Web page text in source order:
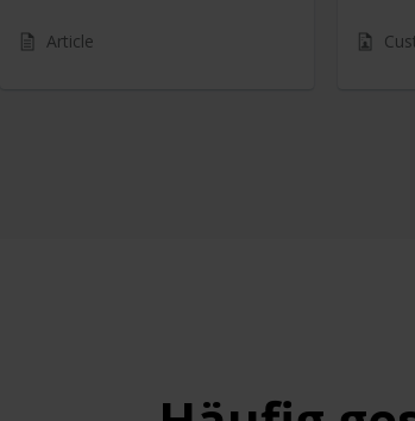
Article